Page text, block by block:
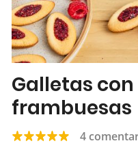
Galletas
frambuesas
4